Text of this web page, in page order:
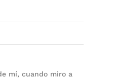
mí, cuando miro a